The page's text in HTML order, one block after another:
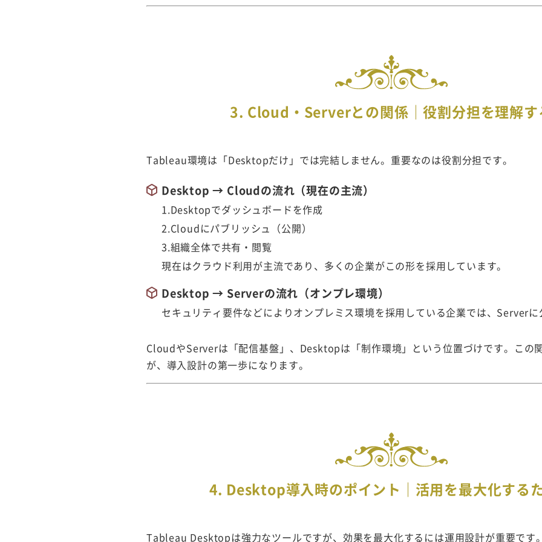
3. Cloud・Serverとの関係｜役割分担を理解す
Tableau環境は「Desktopだけ」では完結しません。重要なのは役割分担です。
Desktop → Cloudの流れ（現在の主流）
1.Desktopでダッシュボードを作成
2.Cloudにパブリッシュ（公開）
3.組織全体で共有・閲覧
現在はクラウド利用が主流であり、多くの企業がこの形を採用しています。
Desktop → Serverの流れ（オンプレ環境）
セキュリティ要件などによりオンプレミス環境を採用している企業では、Server
CloudやServerは「配信基盤」、Desktopは「制作環境」という位置づけです。この
が、導入設計の第一歩になります。
4. Desktop導入時のポイント｜活用を最大化する
Tableau Desktopは強力なツールですが、効果を最大化するには運用設計が重要です